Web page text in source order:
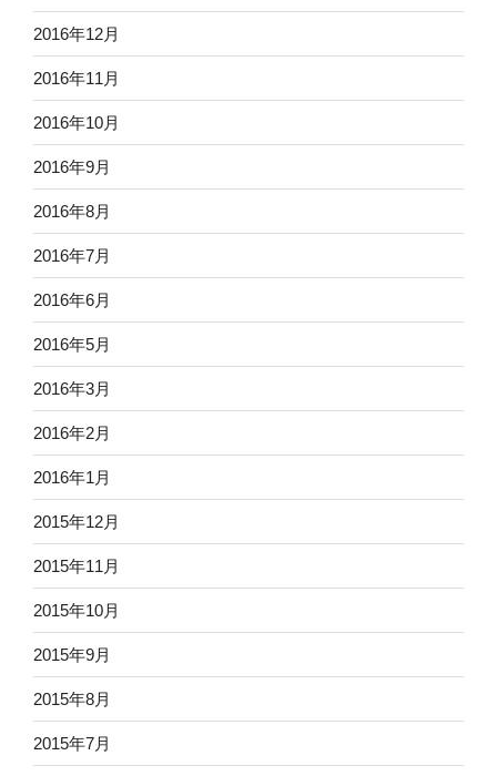
2016年12月
2016年11月
2016年10月
2016年9月
2016年8月
2016年7月
2016年6月
2016年5月
2016年3月
2016年2月
2016年1月
2015年12月
2015年11月
2015年10月
2015年9月
2015年8月
2015年7月